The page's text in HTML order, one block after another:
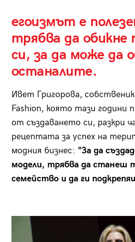
егоизмът е
трябва да обикне
си, за да може да
останалите.
Ивет Григорова,
Fashion, която тази години
от създаването си, разкри
рецептата за успех на
модния бизнес: "За да
модели, трябва да станеш
семейство и да ги